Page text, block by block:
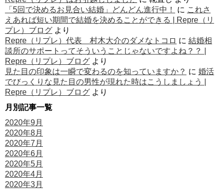
「5回で決めるお見合い結婚」どんどん進行中！
に これさ
えあれば短い期間で結婚を決めることができる | Repre（リ
プレ）ブログ より
Repre（リプレ）代表 村木大介のダメなトコロ に 結婚相
談所のサポートってそういうことじゃないですよね？？ |
Repre（リプレ）ブログ より
見た目の印象は一瞬で変わるのを知っていますか？ に 婚活
でびっくりな見た目の男性が現れた時はこうしましょう |
Repre（リプレ）ブログ より
月別記事一覧
2020年9月
2020年8月
2020年7月
2020年6月
2020年5月
2020年4月
2020年3月